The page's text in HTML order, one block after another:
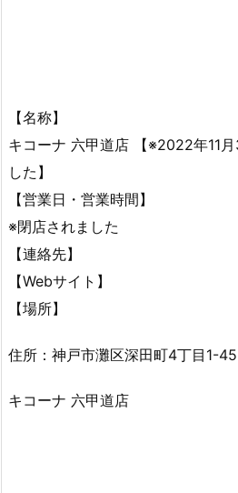
【名称】
キコーナ 六甲道店 【※2022年11
した】
【営業日・営業時間】
※閉店されました
【連絡先】
【Webサイト】
【場所】
住所：神戸市灘区深田町4丁目1-45
キコーナ 六甲道店